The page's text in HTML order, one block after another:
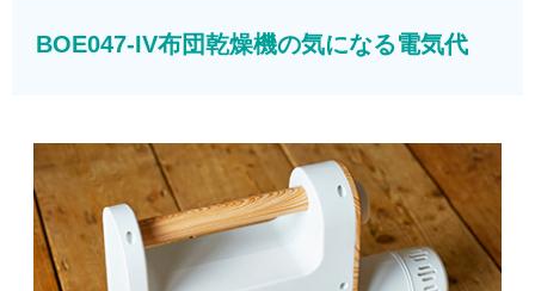
BOE047-IV布団乾燥機の気になる電気代